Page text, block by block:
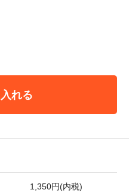
れる
1,350円(内税)